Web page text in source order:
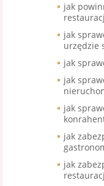
jak
jak
urzędzie
jak
jak
jak
jak
jak